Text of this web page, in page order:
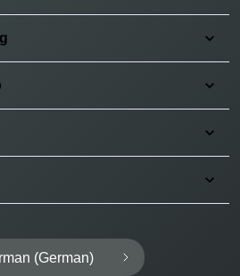
(German)